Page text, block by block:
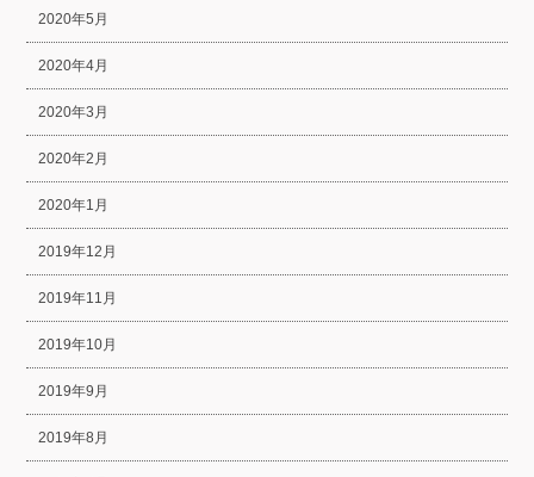
2020年5月
2020年4月
2020年3月
2020年2月
2020年1月
2019年12月
2019年11月
2019年10月
2019年9月
2019年8月